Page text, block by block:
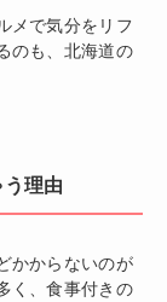
メで気分をリフ
のも、北海道の
理由
かからないのが
く、食事付きの